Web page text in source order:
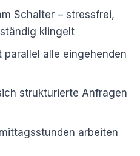
Schalter – stressfrei,
klingelt
parallel alle eingehenden
strukturierte Anfragen
arbeiten